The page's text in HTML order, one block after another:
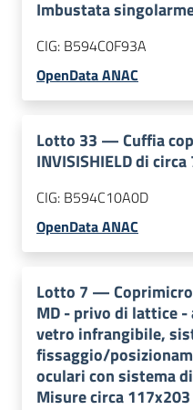
Imbustata
CIG: B594C0F93A
OpenData ANAC
Lotto 33 —Cuffia
INVISISHIELD di
CIG: B594C10A0D
OpenData ANAC
Lotto 7 —
MD - privo di lattice
vetro infrangibile,
fissaggio/
oculari con sistema
Misure circa 117x203